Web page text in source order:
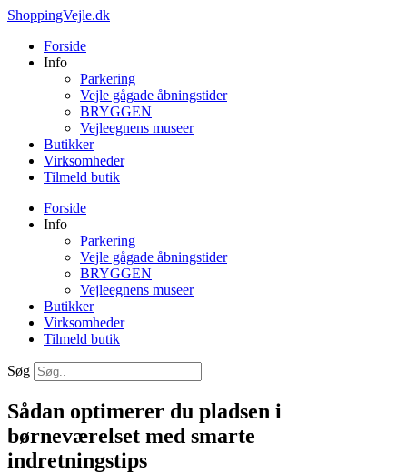
Videre
indhold
ShoppingVejle.dk
Forside
Info
Parkering
Vejle gågade åbningstider
BRYGGEN
Vejleegnens museer
Butikker
Virksomheder
Tilmeld butik
Forside
Info
Parkering
Vejle gågade åbningstider
BRYGGEN
Vejleegnens museer
Butikker
Virksomheder
Tilmeld butik
Søg
Sådan optimerer du pladsen i
børneværelset med smarte
indretningstips